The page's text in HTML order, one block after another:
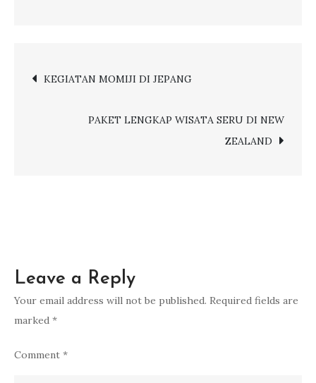
FAIR
Post
navigation
KEGIATAN MOMIJI DI JEPANG
PAKET LENGKAP WISATA SERU DI NEW
ZEALAND
Leave a Reply
Your email address will not be published. Required fields are
marked *
Comment *